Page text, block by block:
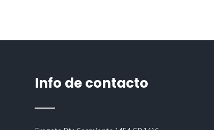
Info de contacto